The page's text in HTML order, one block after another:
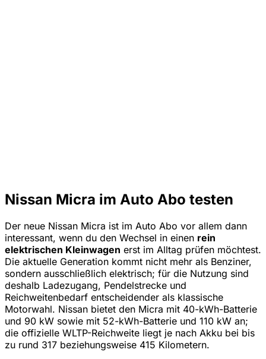
Nissan Micra im Auto Abo testen
Der neue Nissan Micra ist im Auto Abo vor allem dann
interessant, wenn du den Wechsel in einen rein
elektrischen Kleinwagen erst im Alltag prüfen möchtest.
Die aktuelle Generation kommt nicht mehr als Benziner,
sondern ausschließlich elektrisch; für die Nutzung sind
deshalb Ladezugang, Pendelstrecke und
Reichweitenbedarf entscheidender als klassische
Motorwahl. Nissan bietet den Micra mit 40-kWh-Batterie
und 90 kW sowie mit 52-kWh-Batterie und 110 kW an;
die offizielle WLTP-Reichweite liegt je nach Akku bei bis
zu rund 317 beziehungsweise 415 Kilometern.